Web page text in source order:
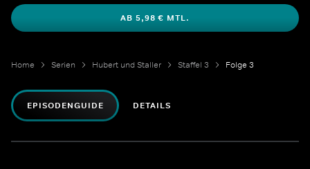
AB 5,98 € MTL.
Home Serien Hubert und Staller Staffel 3 Folge 3
EPISODENGUIDE DETAILS